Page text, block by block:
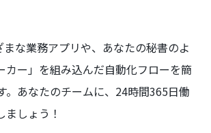
な業務アプリや、あなたの秘書のよ
カー」を組み込んだ自動化フローを簡
。あなたのチームに、24時間365日働
ましょう！